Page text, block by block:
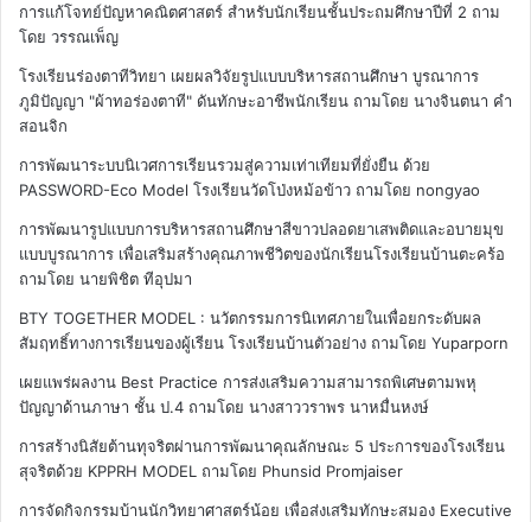
การแก้โจทย์ปัญหาคณิตศาสตร์ สำหรับนักเรียนชั้นประถมศึกษาปีที่ 2 ถาม
โดย วรรณเพ็ญ
โรงเรียนร่องตาทีวิทยา เผยผลวิจัยรูปแบบบริหารสถานศึกษา บูรณาการ
ภูมิปัญญา "ผ้าทอร่องตาที" ดันทักษะอาชีพนักเรียน ถามโดย นางจินตนา คำ
สอนจิก
การพัฒนาระบบนิเวศการเรียนรวมสู่ความเท่าเทียมที่ยั่งยืน ด้วย
PASSWORD-Eco Model โรงเรียนวัดโป่งหม้อข้าว ถามโดย nongyao
การพัฒนารูปแบบการบริหารสถานศึกษาสีขาวปลอดยาเสพติดและอบายมุข
แบบบูรณาการ เพื่อเสริมสร้างคุณภาพชีวิตของนักเรียนโรงเรียนบ้านตะคร้อ
ถามโดย นายพิชิต ทีอุปมา
BTY TOGETHER MODEL : นวัตกรรมการนิเทศภายในเพื่อยกระดับผล
สัมฤทธิ์ทางการเรียนของผู้เรียน โรงเรียนบ้านตัวอย่าง ถามโดย Yuparporn
เผยแพร่ผลงาน Best Practice การส่งเสริมความสามารถพิเศษตามพหุ
ปัญญาด้านภาษา ชั้น ป.4 ถามโดย นางสาววราพร นาหมื่นหงษ์
การสร้างนิสัยต้านทุจริตผ่านการพัฒนาคุณลักษณะ 5 ประการของโรงเรียน
สุจริตด้วย KPPRH MODEL ถามโดย Phunsid Promjaiser
การจัดกิจกรรมบ้านนักวิทยาศาสตร์น้อย เพื่อส่งเสริมทักษะสมอง Executive